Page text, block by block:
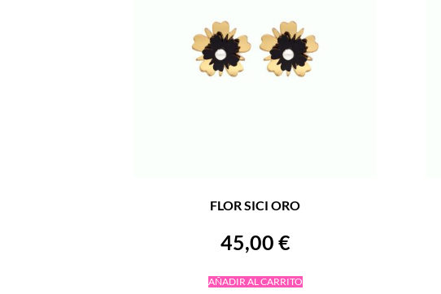
FLOR SICI ORO
45,00 €
AÑADIR AL CARRITO